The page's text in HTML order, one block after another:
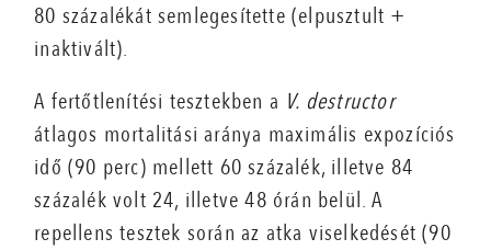
80 százalékát semlegesítette (elpusztult +
inaktivált).
A fertőtlenítési tesztekben a V. destructor
átlagos mortalitási aránya maximális expozíciós
idő (90 perc) mellett 60 százalék, illetve 84
százalék volt 24, illetve 48 órán belül. A
repellens tesztek során az atka viselkedését (90